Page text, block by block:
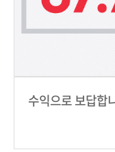
수익으로 보답합